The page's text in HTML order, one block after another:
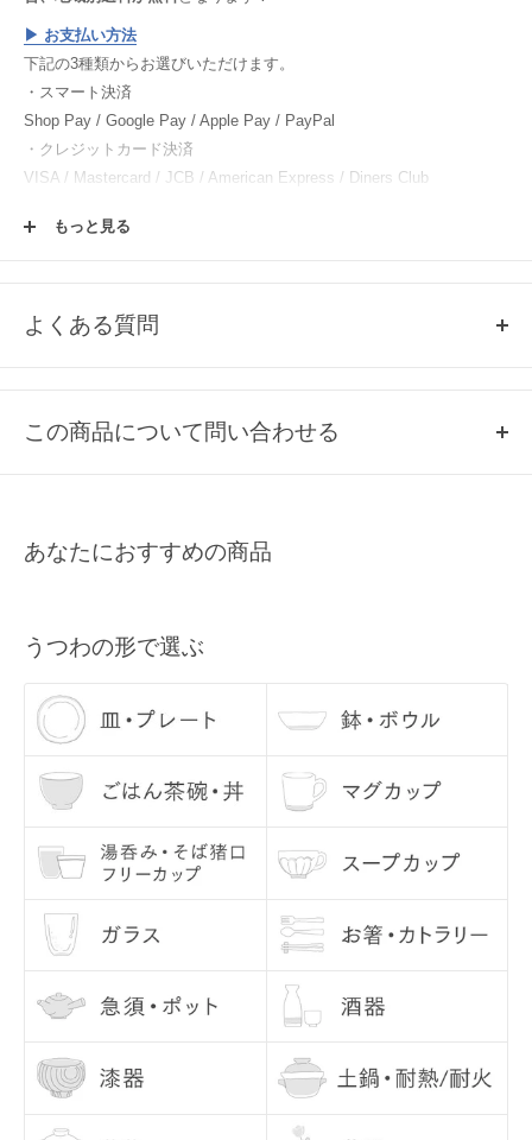
美しく、見惚れてしまいます。ゆらぎのある縁取りは柔らかい印象を
あたえてくれます。深さもあるので、麺料理も汁ごと楽しめます。
色々なお料理やデザートなどに使えますよ。
【作家紹介】
飽きずに毎日使えるガラス。原光弘さんの作品は一つ一つに息を吹き
込み、溶けたガラスの自然な動きで形作ります。わざとらしさのない
自然な曲線は、光の屈折で柔らかい輝きとなり、クリアなガラスなが
▶︎ お支払い方法
下記の3種類からお選びいただけます。
・スマート決済
Shop Pay / Google Pay / Apple Pay / PayPal
・クレジットカード決済
VISA / Mastercard / JCB / American Express / Diners Club
楽天ペイ / Paypay / メルペイ
▶︎ ご注文方法
もっと見る
よくある質問
い。
すので、あらかじめご了承ください。
い。
Q4, うつわを使う前に、どのようなお手入れをすれば良いですか？
うつわの底部分は、テーブルなどに傷が入らぬよう、あらかじめ当店
にて磨いてお届けしております。 ざらつきが気になるようでしたら、
サンドペーパーで少し磨いてからご使用ください。
お使いになる際には、一度うつわに水を含ませてあげてください。水
に通してあげることで、においや汚れを防いでくれます。 （特に汚れ
が気になる方は、水を張って気泡が出なくなるまで十分に水を吸わせ
がありますが、乾くと消えますので、ご安心ください。
基本的に、手洗いをおすすめしております。洗った後は、十分に乾燥
させてから収納してください。 金彩・銀彩・赤絵のうつわは、電子レ
ンジを使用しないようにしてください。
Q6, お届け日の指定はできますか？
配送日のご希望につきましては、注文日より7日目以降の日付でご指
この商品について問い合わせる
メールアドレス
お問い合わせ内容
あなたにおすすめの商品
うつわの形で選ぶ